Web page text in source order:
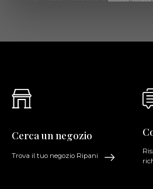
Cerca un negozio
Trova il tuo negozio Ripani